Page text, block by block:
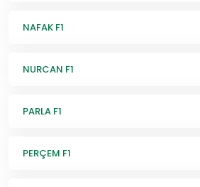
NAFAK F1
NURCAN F1
PARLA F1
PERÇEM F1